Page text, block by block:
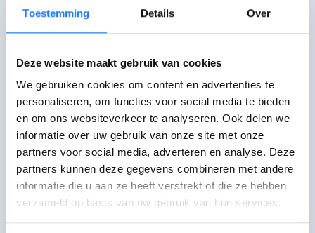
Toestemming Details Over
Deze website maakt gebruik van cookies
We gebruiken cookies om content en advertenties te
personaliseren, om functies voor social media te bieden
en om ons websiteverkeer te analyseren. Ook delen we
informatie over uw gebruik van onze site met onze
partners voor social media, adverteren en analyse. Deze
partners kunnen deze gegevens combineren met andere
informatie die u aan ze heeft verstrekt of die ze hebben
verzameld op basis van uw gebruik van hun services.
goederen, zoals een appartement of
een belegging en ben je nog geen 18
jaar? Jeoudersmoeten dit meestal
aangeven.Twijfelje hoe het in jouw
situatie zit?Contacteer dan FOD
Financiën
Ben je minderjarig en heb jevorig jaar
geen geld verdiend of gekregen? Dan